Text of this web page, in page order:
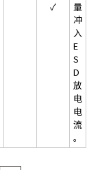
✓
量
冲
入
E
S
D
放
电
电
流
。